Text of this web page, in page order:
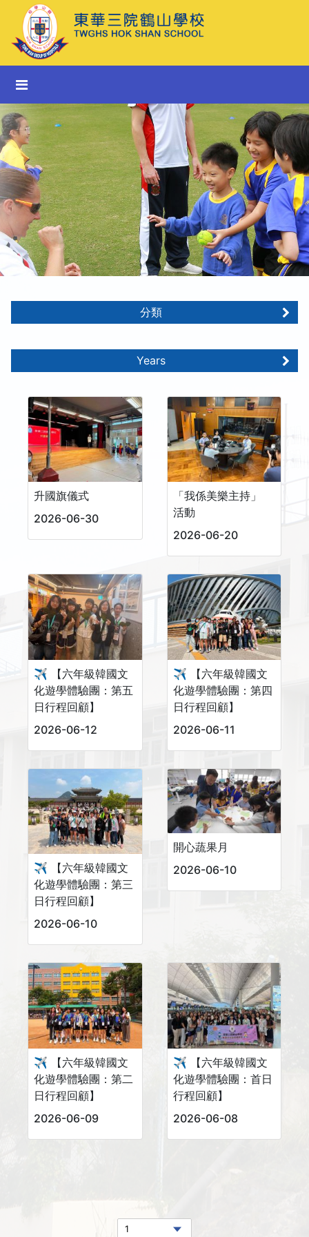
分類
Years
升國旗儀式
2026-06-30
「我係美樂主持」
活動
2026-06-20
✈️ 【六年級韓國文
化遊學體驗團：第五
日行程回顧】
2026-06-12
✈️ 【六年級韓國文
化遊學體驗團：第四
日行程回顧】
2026-06-11
✈️ 【六年級韓國文
化遊學體驗團：第三
日行程回顧】
2026-06-10
開心蔬果月
2026-06-10
✈️ 【六年級韓國文
化遊學體驗團：第二
日行程回顧】
2026-06-09
✈️ 【六年級韓國文
化遊學體驗團：首日
行程回顧】
2026-06-08